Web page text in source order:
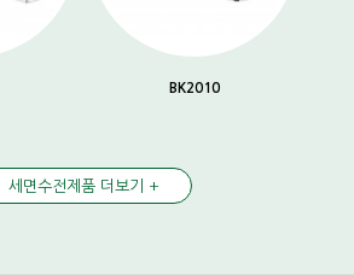
BK2010
세면수전제품 더보기 +